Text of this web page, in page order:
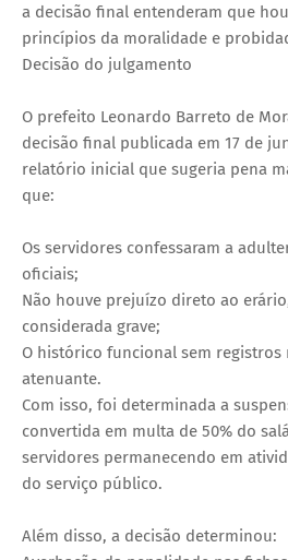
a decisão final entenderam que
princípios da moralidade e
Decisão do julgamento
O prefeito Leonardo Barreto de
decisão final publicada em 17 de
relatório inicial que sugeria pena
que:
Os servidores confessaram a
oficiais;
Não houve prejuízo direto ao
considerada grave;
O histórico funcional sem registros
atenuante.
Com isso, foi determinada a
convertida em multa de 50% do
servidores permanecendo em
do serviço público.
Além disso, a decisão determinou: